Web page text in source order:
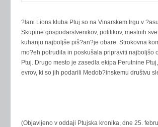
?lani Lions kluba Ptuj so na Vinarskem trgu v
Skupine gospodarstvenikov, politikov, mestnih
kuhanju najboljše piš?an?je obare. Strokovna
mo?eh potrudila in poskušala pripraviti najboljšo
Ptuj. Drugo mesto je zasedla ekipa Perutnine
evrov, ki so jih podarili Medob?inskemu društvu
(Objavljeno v oddaji Ptujska kronika, dne 25.